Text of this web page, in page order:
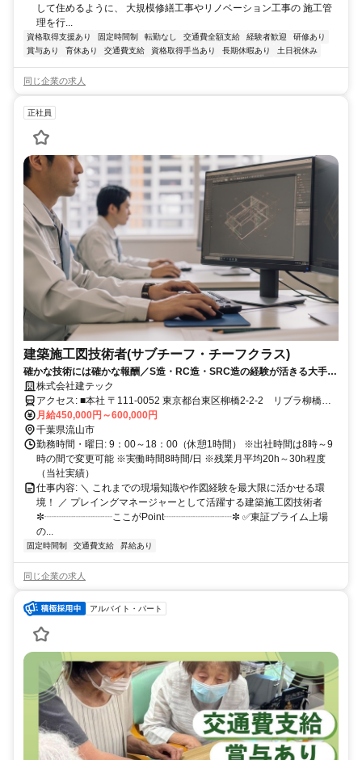
して住めるように、 大規模修繕工事やリノベーション工事の 施工管
理を行...
資格取得支援あり 固定時間制 転勤なし 交通費全額支給 経験者歓迎
研修あり
賞与あり
育休あり 交通費支給 資格取得手当あり 長期休暇あり 土日祝休み
同じ企業の求人
正社員
建築施工図技術者(サブチーフ・チーフクラス)
確かな技術には確かな報酬／S造・RC造・SRC造の経験が活きる大手現
場での建築施工図業務
株式会社建テック
アクセス: ■本社 〒111-0052 東京都台東区柳橋2-2-2 リブラ柳橋
Ⅱ 2FB 総武本線JR浅草橋駅東口より徒歩5分 都営浅草線浅草橋駅
A6番出口より徒歩3分
月給450,000円～600,000円
千葉県流山市
勤務時間・曜日: 9：00～18：00（休憩1時間） ※出社時間は8時～9
時の間で変更可能 ※実働時間8時間/日 ※残業月平均20h～30h程度
（当社実績）
仕事内容: ＼ これまでの現場知識や作図経験を最大限に活かせる環
境！ ／ プレイングマネージャーとして活躍する建築施工図技術者
✼┈┈┈┈┈┈┈ここがPoint┈┈┈┈┈┈┈✼ ✅東証プライム上場
の...
固定時間制 交通費支給 昇給あり
同じ企業の求人
アルバイト・パート